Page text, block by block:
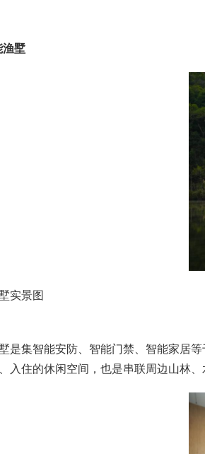
墅
实景图
是集智能安防、智能门禁、智能家居
入住的休闲空间，也是串联周边山林、